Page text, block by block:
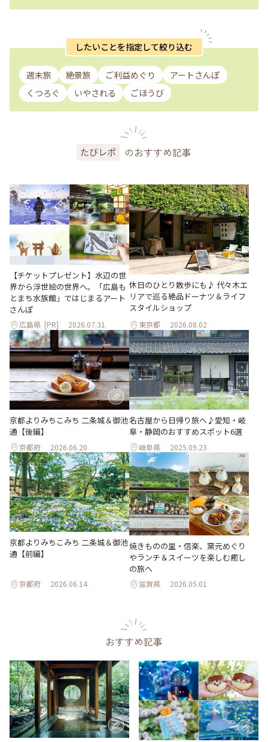
したいことを指定して絞り込む
週末旅 絶景旅 ご利益めぐり
アートさんぽ
くつろぐ
いやされる ごほうび
たびレポ のおすすめ記事
【チケットプレゼント】水辺の世
界から浮世絵の世界へ。「広島も
とまち水族館」ではじまるアート
さんぽ
広島県 [PR] 2026.07.31
休日のひとり散歩にも♪ 代々木エ
リアで巡る絶品ドーナツ＆ライフ
スタイルショップ
東京都 2026.08.02
京都よりみちこみち 二条城＆御池
通【後編】
京都府 2026.06.20
名古屋から日帰り旅へ♪愛知・岐
阜・静岡のおすすめスポット6選
岐阜県 2025.09.23
京都よりみちこみち 二条城＆御池
通【前編】
京都府 2026.06.14
焼きものの里・信楽、窯元めぐり
やランチ＆スイーツを楽しむ癒し
の旅へ
滋賀県 2026.05.01
おすすめ記事